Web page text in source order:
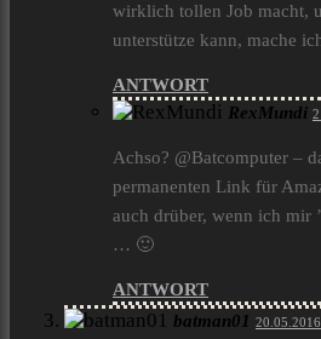
wirklich tollen Job macht,
unterstütze kann, mache
ANTWORT
RexMundi
Achso? @Batcomputer –
permanenten Link für
auch drüber, wenn ich mir
… 🙂
ANTWORT
batman01